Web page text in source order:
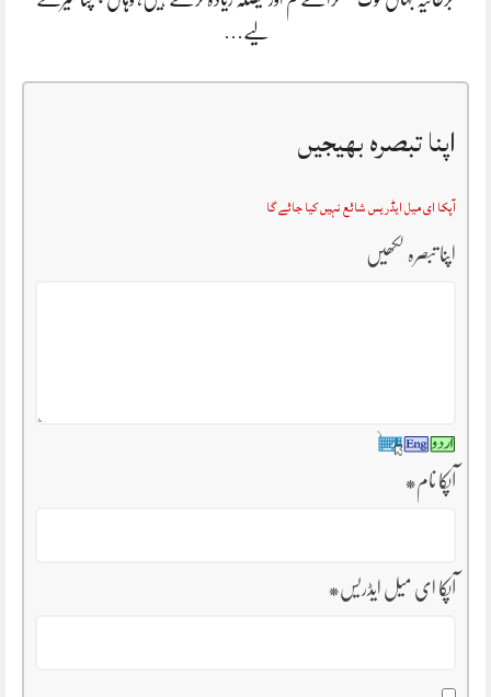
لیے…
اپنا تبصرہ بھیجیں
آپکا ای میل ایڈریس شائع نہیں کیا جائے گا
اپنا تبصرہ لکھیں
آپکا نام*
آپکا ای میل ایڈریس*